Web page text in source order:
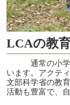
LCAの教
通常の小学校
います。アクテ
文部科学省の教
活動も豊富で、